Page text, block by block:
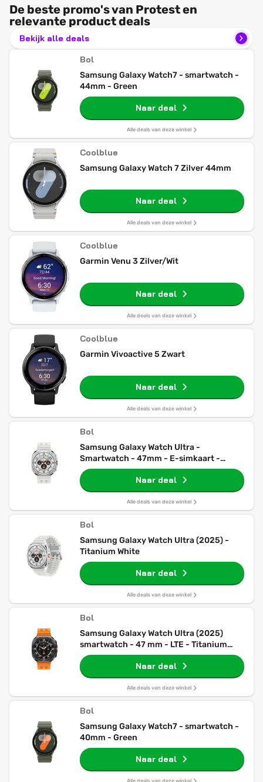
De beste promo's van Protest en
relevante product deals
Bekijk alle deals
Bol
Samsung Galaxy Watch7 - smartwatch -
44mm - Green
Naar deal
Alle deals van deze winkel
Coolblue
Samsung Galaxy Watch 7 Zilver 44mm
Naar deal
Alle deals van deze winkel
Coolblue
Garmin Venu 3 Zilver/Wit
Naar deal
Alle deals van deze winkel
Coolblue
Garmin Vivoactive 5 Zwart
Naar deal
Alle deals van deze winkel
Bol
Samsung Galaxy Watch Ultra -
Smartwatch - 47mm - E-simkaart -
Titanium White
Naar deal
Alle deals van deze winkel
Bol
Samsung Galaxy Watch Ultra (2025) -
Titanium White
Naar deal
Alle deals van deze winkel
Bol
Samsung Galaxy Watch Ultra (2025)
smartwatch - 47 mm - LTE - Titanium
Grey
Naar deal
Alle deals van deze winkel
Bol
Samsung Galaxy Watch7 - smartwatch -
40mm - Green
Naar deal
Alle deals van deze winkel